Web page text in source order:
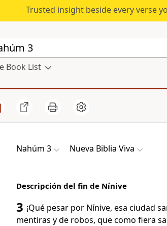
Trusted insight beside every verse
Book List
Nahúm 3 Nueva Biblia Viva
Descripción del fin de Nínive
3 ¡Qué pesar por Nínive, esa ciudad
mentiras y de robos, que como fiera